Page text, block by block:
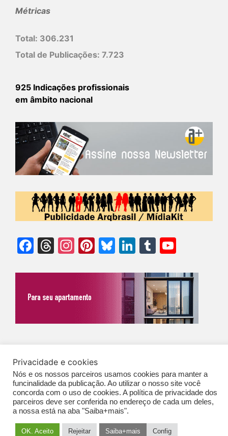
Métricas
Total: 306.231
Total de Publicações: 7.723
925 Indicações profissionais
em âmbito nacional
Facebook
Threads
Instagram
Pinterest
Bluesky
LinkedIn
Tumblr
Expediente|Contato|Newsletter
GERAIS DE PUBLICAÇÃO (CGP)
Privacidade e cookies
Nós e os nossos parceiros usamos cookies para manter a
funcinalidade da publicação. Ao utilizar o nosso site você
concorda com o uso de cookies. A política de privacidade dos
parceiros deve ser conferida no endereço de cada um deles,
a nossa está na aba "Saiba+mais".
OK. Aceito Rejeitar Saiba+mais Config